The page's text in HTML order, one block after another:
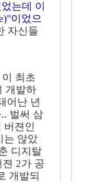
는데 이
이었으
자신들
최초
개발하
어난 년
벌써 삼
젼인
는 않았
디지탈
젼 2가 공
개발되